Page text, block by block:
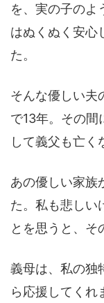
を、実の子のよ
はぬくぬく安心
た。
そんな優しい夫
で13年。その間
して義父も亡く
あの優しい家族
た。私も悲しい
とを思うと、そ
義母は、私の独
ら応援してくれ